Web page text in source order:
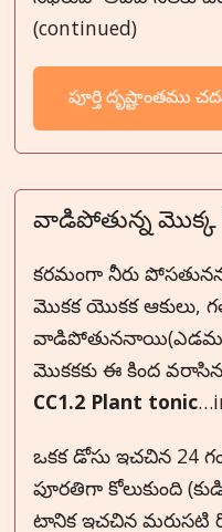
(continued)
పూర్తి దృష్టాంతము
వాడిపోతున్న మొక్క
కరమంగా నీరు
మొకక యొకక ఆకులు,
వాడిపోతుననాయి(ఎడమ
మొకకకు ఈ కింద
CC1.2 Plant tonic
ఒకక డోసు ఇచచిన 24
పూరతిగా కోలుకుంది
టానిక ఇచచిన మరుసటి